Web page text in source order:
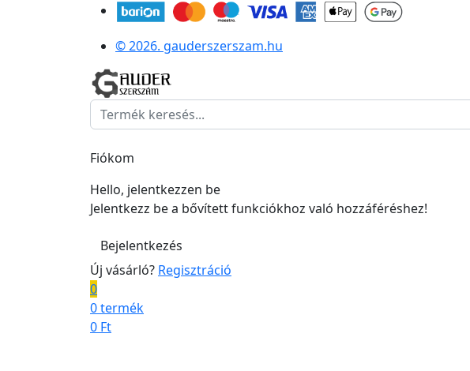
© 2026. gauderszerszam.hu
Fiókom
Hello, jelentkezzen be
Jelentkezz be a bővített funkciókhoz való hozzáféréshez!
Bejelentkezés
Új vásárló? Regisztráció
0
0 termék
0 Ft